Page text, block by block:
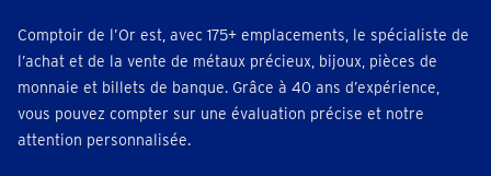
Comptoir de l’Or est, avec 175+ emplacements, le spécialiste de
l’achat et de la vente de métaux précieux, bijoux, pièces de
monnaie et billets de banque. Grâce à 40 ans d’expérience,
vous pouvez compter sur une évaluation précise et notre
attention personnalisée.